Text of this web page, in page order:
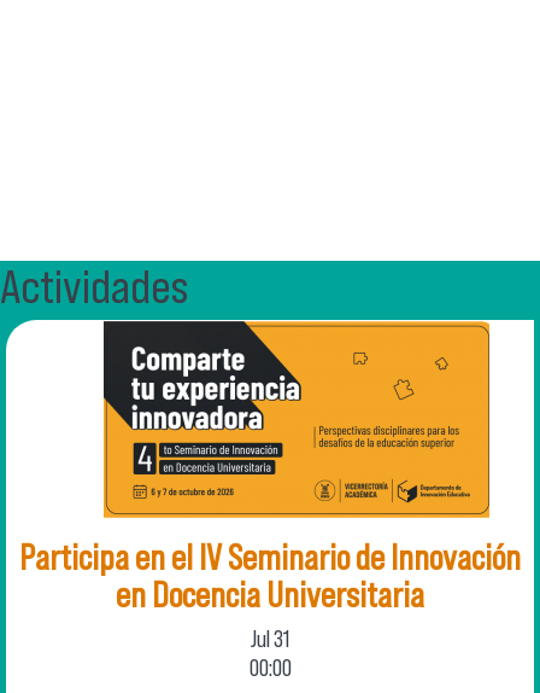
Actividades
Participa en el IV Seminario de Innovación
en Docencia Universitaria
Jul 31
00:00